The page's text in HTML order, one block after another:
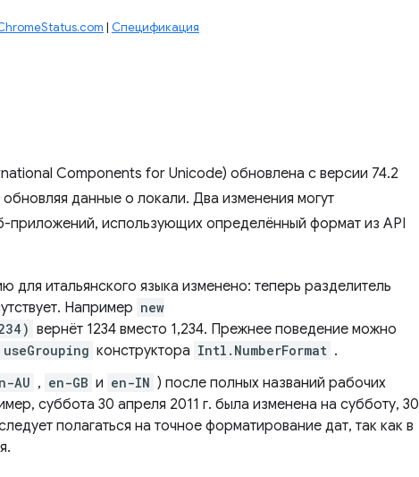
| Спецификация
Components for Unicode) обновлена ​​с версии 74.2
данные о локали. Два изменения могут
приложений, использующих определённый формат из API
итальянского языка изменено: теперь разделитель
Например new
вернёт 1234 вместо 1,234. Прежнее поведение можно
useGrouping конструктора Intl.NumberFormat .
AU , en-GB и en-IN ) после полных названий рабочих
суббота 30 апреля 2011 г. была изменена на субботу, 30
полагаться на точное форматирование дат, так как в